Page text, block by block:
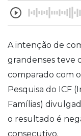
A intenção de
grandenses teve
comparado com
Pesquisa do ICF
Famílias)
o resultado é
consecutivo.